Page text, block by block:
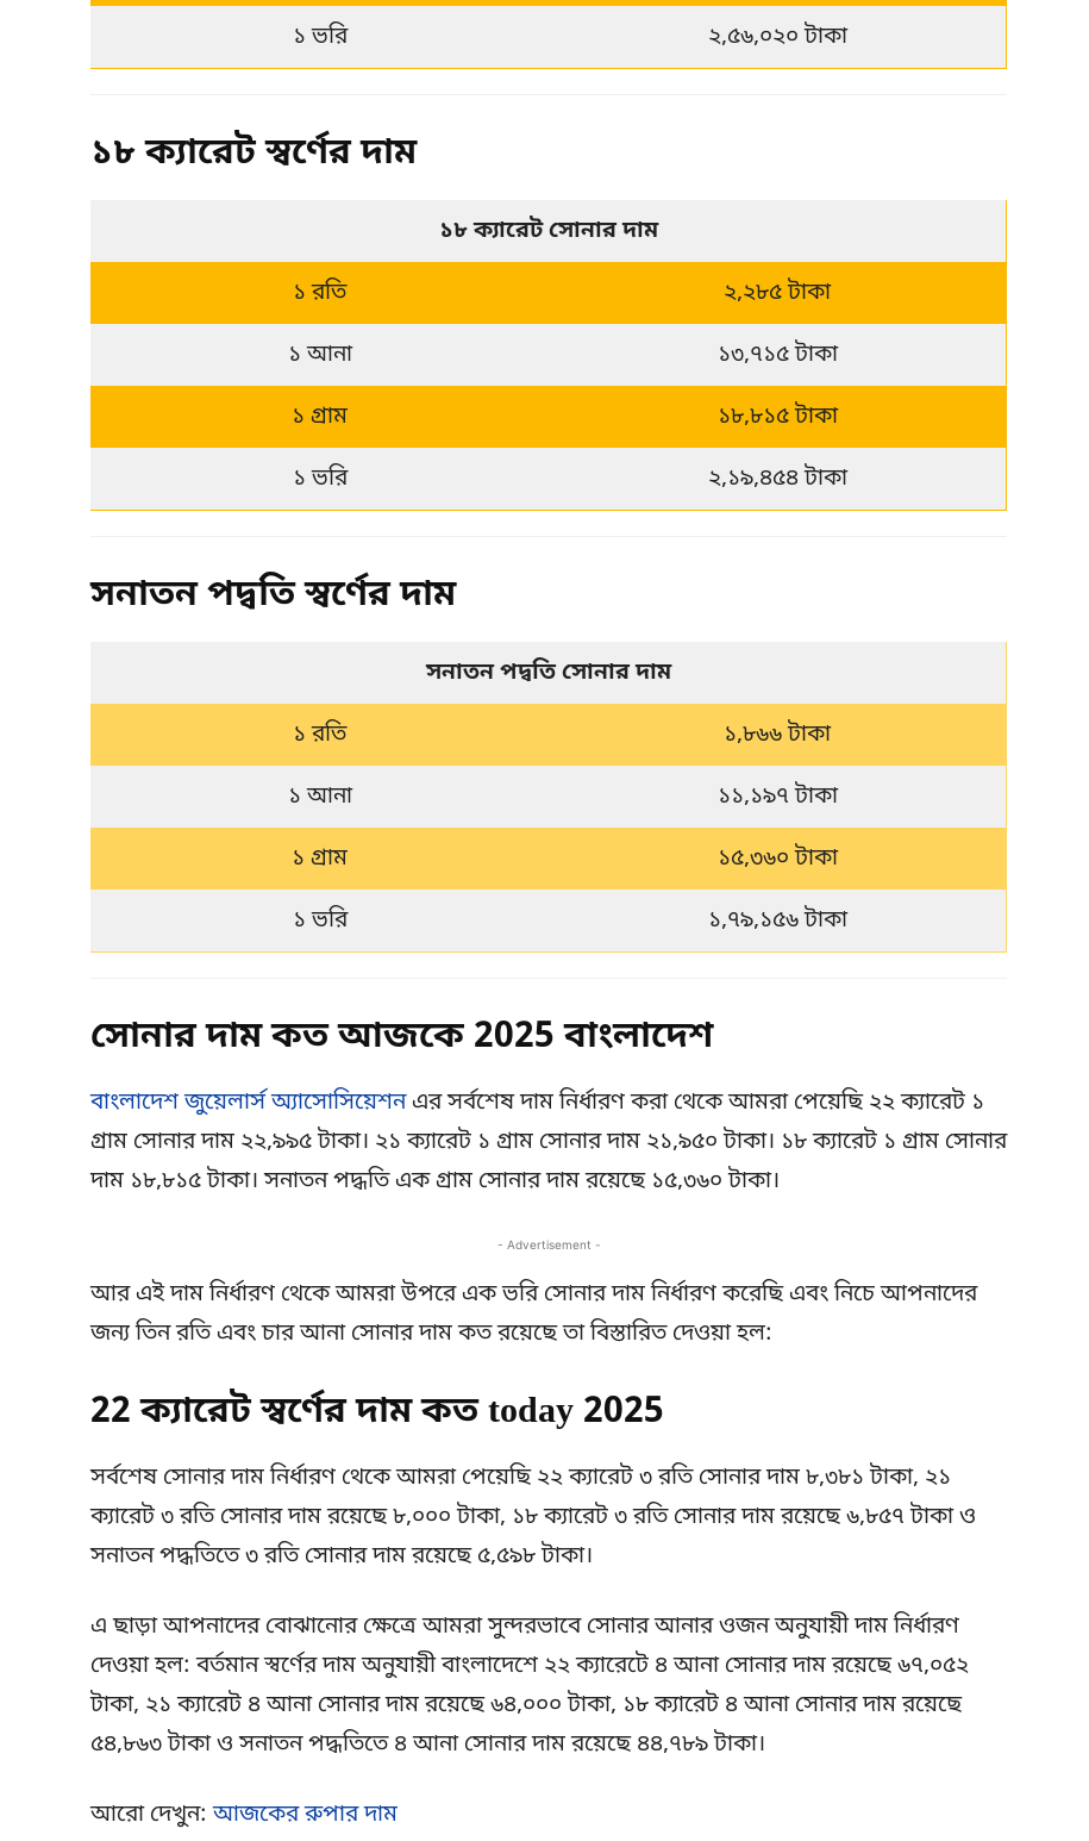
১ ভরি ২,৫৬,০২০ টাকা
১৮ ক্যারেট স্বর্ণের দাম
১৮ ক্যারেট সোনার দাম
১ রতি ২,২৮৫ টাকা
১ আনা ১৩,৭১৫ টাকা
১ গ্রাম ১৮,৮১৫ টাকা
১ ভরি ২,১৯,৪৫৪ টাকা
সনাতন পদ্বতি স্বর্ণের দাম
সনাতন পদ্বতি সোনার দাম
১ রতি ১,৮৬৬ টাকা
১ আনা ১১,১৯৭ টাকা
১ গ্রাম ১৫,৩৬০ টাকা
১ ভরি ১,৭৯,১৫৬ টাকা
সোনার দাম কত আজকে 2025 বাংলাদেশ
বাংলাদেশ জুয়েলার্স অ্যাসোসিয়েশনএর সর্বশেষ দাম নির্ধারণ করা থেকে আমরা পেয়েছি ২২ ক্যারেট ১
গ্রাম সোনার দাম ২২,৯৯৫ টাকা। ২১ ক্যারেট ১ গ্রাম সোনার দাম ২১,৯৫০ টাকা। ১৮ ক্যারেট ১ গ্রাম সোনার
দাম ১৮,৮১৫ টাকা। সনাতন পদ্ধতি এক গ্রাম সোনার দাম রয়েছে ১৫,৩৬০ টাকা।
- Advertisement -
আর এই দাম নির্ধারণ থেকে আমরা উপরে এক ভরি সোনার দাম নির্ধারণ করেছি এবং নিচে আপনাদের
জন্য তিন রতি এবং চার আনা সোনার দাম কত রয়েছে তা বিস্তারিত দেওয়া হল:
22 ক্যারেট স্বর্ণের দাম কত today 2025
সর্বশেষ সোনার দাম নির্ধারণ থেকে আমরা পেয়েছি ২২ ক্যারেট ৩ রতি সোনার দাম ৮,৩৮১ টাকা, ২১
ক্যারেট ৩ রতি সোনার দাম রয়েছে ৮,০০০ টাকা, ১৮ ক্যারেট ৩ রতি সোনার দাম রয়েছে ৬,৮৫৭ টাকা ও
সনাতন পদ্ধতিতে ৩ রতি সোনার দাম রয়েছে ৫,৫৯৮ টাকা।
এ ছাড়া আপনাদের বোঝানোর ক্ষেত্রে আমরা সুন্দরভাবে সোনার আনার ওজন অনুযায়ী দাম নির্ধারণ
দেওয়া হল: বর্তমান স্বর্ণের দাম অনুযায়ী বাংলাদেশে ২২ ক্যারেটে ৪ আনা সোনার দাম রয়েছে ৬৭,০৫২
টাকা, ২১ ক্যারেট ৪ আনা সোনার দাম রয়েছে ৬৪,০০০ টাকা, ১৮ ক্যারেট ৪ আনা সোনার দাম রয়েছে
৫৪,৮৬৩ টাকা ও সনাতন পদ্ধতিতে ৪ আনা সোনার দাম রয়েছে ৪৪,৭৮৯ টাকা।
আরো দেখুন:আজকের রুপার দাম